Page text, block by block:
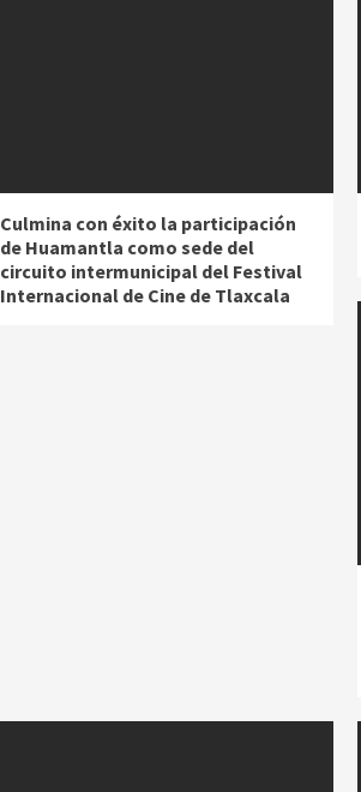
Culmina con éxito la participación
de Huamantla como sede del
circuito intermunicipal del Festival
Internacional de Cine de Tlaxcala